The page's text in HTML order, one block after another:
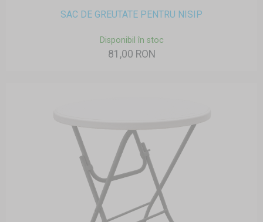
SAC DE GREUTATE PENTRU NISIP
Disponibil în stoc
81,00 RON